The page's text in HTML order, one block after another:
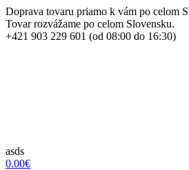
Doprava tovaru priamo k vám po celom
Tovar rozvážame po celom Slovensku.
+421 903 229 601 (od 08:00 do 16:30)
asds
0.00€